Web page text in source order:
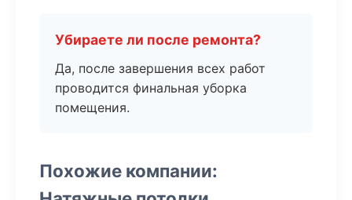
Убираете ли после ремонта?
Да, после завершения всех работ
проводится финальная уборка
помещения.
Похожие компании: